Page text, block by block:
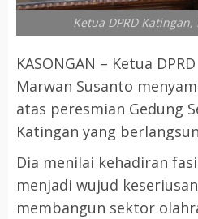
Ketua DPRD
KASONGAN – Ketua
Marwan Susanto
atas peresmian Gedung
Katingan yang
Dia menilai kehadiran
menjadi wujud
membangun sektor